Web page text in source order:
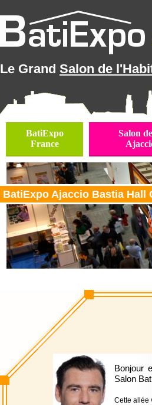
Le Grand Salon de
BatiExpo
France
Salon
BatiExpo Ajaccio Bastia Hall
Bonjour
Salon
Cette allée